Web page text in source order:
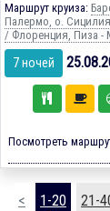
Маршрут круиза:
Палермо, о.
/ Флоренция, Пиза -
7 ночей
Посмотреть
< 1-20 21-